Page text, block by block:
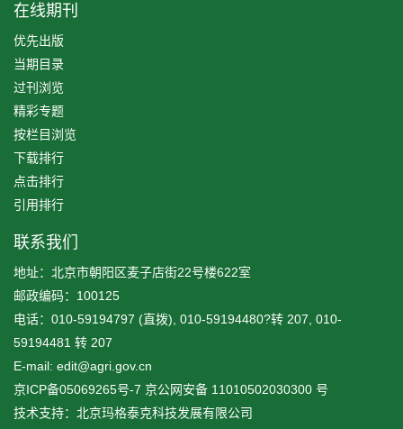
在线期刊
优先出版
当期目录
过刊浏览
精彩专题
按栏目浏览
下载排行
点击排行
引用排行
联系我们
地址：北京市朝阳区麦子店街22号楼622室
邮政编码：100125
电话：010-59194797 (直拨), 010-59194480?转 207, 010-
59194481 转 207
E-mail: edit@agri.gov.cn
京ICP备05069265号-7 京公网安备 11010502030300 号
技术支持：北京玛格泰克科技发展有限公司